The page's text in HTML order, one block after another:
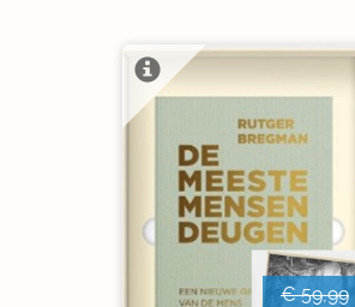
€ 59,99